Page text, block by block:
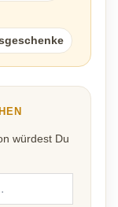
würdest Du